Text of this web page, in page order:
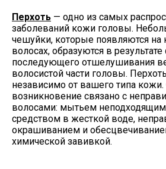
Перхоть — одно из самых
заболеваний кожи головы.
чешуйки, которые появляются
волосах, образуются в
последующего отшелушивания
волосистой части головы.
независимо от вашего типа кожи.
возникновение связано с
волосами: мытьем
средством в жесткой воде,
окрашиванием и
химической завивкой.